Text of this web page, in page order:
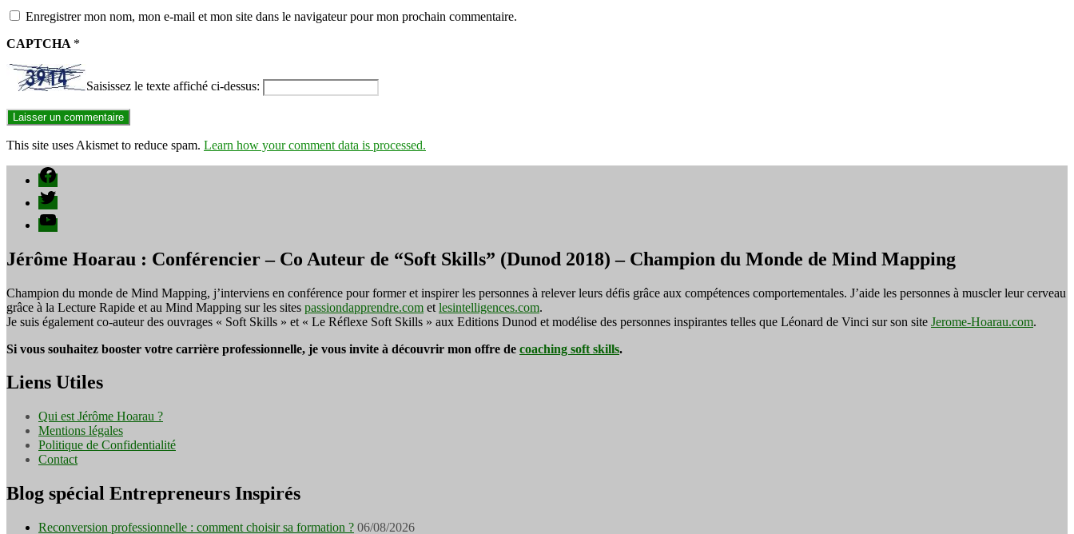
Enregistrer mon nom, mon e-mail et mon site dans le navigateur pour mon prochain commentaire.
CAPTCHA *
Saisissez le texte affiché ci-dessus:
This site uses Akismet to reduce spam. Learn how your comment data is processed.
Facebook
Twitter
YouTube
Jérôme Hoarau : Conférencier – Co Auteur de “Soft Skills” (Dunod 2018) – Champion du Monde de Mind Mapping
Champion du monde de Mind Mapping, j’interviens en conférence pour former et inspirer les personnes à relever leurs défis grâce aux compétences comportementales. J’aide les personnes à muscler leur cerveau
grâce à la Lecture Rapide et au Mind Mapping sur les sites passiondapprendre.com et lesintelligences.com.
Je suis également co-auteur des ouvrages « Soft Skills » et « Le Réflexe Soft Skills » aux Editions Dunod et modélise des personnes inspirantes telles que Léonard de Vinci sur son site Jerome-Hoarau.com.
Si vous souhaitez booster votre carrière professionnelle, je vous invite à découvrir mon offre de coaching soft skills.
Liens Utiles
Qui est Jérôme Hoarau ?
Mentions légales
Politique de Confidentialité
Contact
Blog spécial Entrepreneurs Inspirés
Reconversion professionnelle : comment choisir sa formation ? 06/08/2026